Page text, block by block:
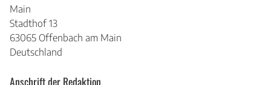
Main
Stadthof 13
63065 Offenbach am Main
Deutschland
Anschrift der Redaktion